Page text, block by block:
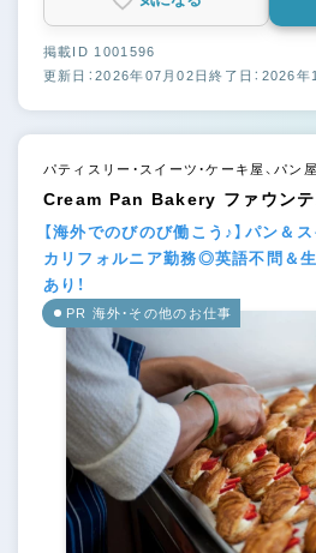
掲載ID 1001596
更新日：2026年07月02日終了日：2026年
パティスリー・スイーツ・ケーキ屋、パン
Cream Pan Bakery ファウンテ
【海外でのびのび働こう♪】パン＆
カリフォルニア勤務◎英語不問＆生
あり！
PR 海外・その他のお仕事